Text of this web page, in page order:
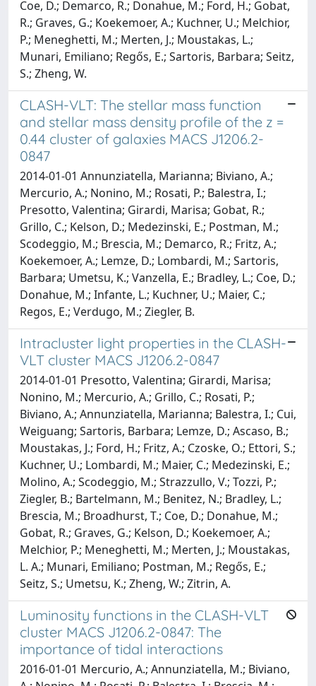
Coe, D.; Demarco, R.; Donahue, M.; Ford, H.; Gobat,
R.; Graves, G.; Koekemoer, A.; Kuchner, U.; Melchior,
P.; Meneghetti, M.; Merten, J.; Moustakas, L.;
Munari, Emiliano; Regős, E.; Sartoris, Barbara; Seitz,
S.; Zheng, W.
CLASH-VLT: The stellar mass function
and stellar mass density profile of the z =
0.44 cluster of galaxies MACS J1206.2-
0847
2014-01-01 Annunziatella, Marianna; Biviano, A.;
Mercurio, A.; Nonino, M.; Rosati, P.; Balestra, I.;
Presotto, Valentina; Girardi, Marisa; Gobat, R.;
Grillo, C.; Kelson, D.; Medezinski, E.; Postman, M.;
Scodeggio, M.; Brescia, M.; Demarco, R.; Fritz, A.;
Koekemoer, A.; Lemze, D.; Lombardi, M.; Sartoris,
Barbara; Umetsu, K.; Vanzella, E.; Bradley, L.; Coe, D.;
Donahue, M.; Infante, L.; Kuchner, U.; Maier, C.;
Regos, E.; Verdugo, M.; Ziegler, B.
Intracluster light properties in the CLASH-
VLT cluster MACS J1206.2-0847
2014-01-01 Presotto, Valentina; Girardi, Marisa;
Nonino, M.; Mercurio, A.; Grillo, C.; Rosati, P.;
Biviano, A.; Annunziatella, Marianna; Balestra, I.; Cui,
Weiguang; Sartoris, Barbara; Lemze, D.; Ascaso, B.;
Moustakas, J.; Ford, H.; Fritz, A.; Czoske, O.; Ettori, S.;
Kuchner, U.; Lombardi, M.; Maier, C.; Medezinski, E.;
Molino, A.; Scodeggio, M.; Strazzullo, V.; Tozzi, P.;
Ziegler, B.; Bartelmann, M.; Benitez, N.; Bradley, L.;
Brescia, M.; Broadhurst, T.; Coe, D.; Donahue, M.;
Gobat, R.; Graves, G.; Kelson, D.; Koekemoer, A.;
Melchior, P.; Meneghetti, M.; Merten, J.; Moustakas,
L. A.; Munari, Emiliano; Postman, M.; Regős, E.;
Seitz, S.; Umetsu, K.; Zheng, W.; Zitrin, A.
Luminosity functions in the CLASH-VLT
cluster MACS J1206.2-0847: The
importance of tidal interactions
2016-01-01 Mercurio, A.; Annunziatella, M.; Biviano,